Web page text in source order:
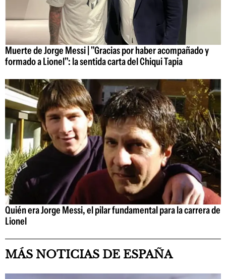
Muerte de Jorge Messi | "Gracias por haber acompañado y
formado a Lionel": la sentida carta del Chiqui Tapia
Quién era Jorge Messi, el pilar fundamental para la carrera de
Lionel
MÁS NOTICIAS DE ESPAÑA